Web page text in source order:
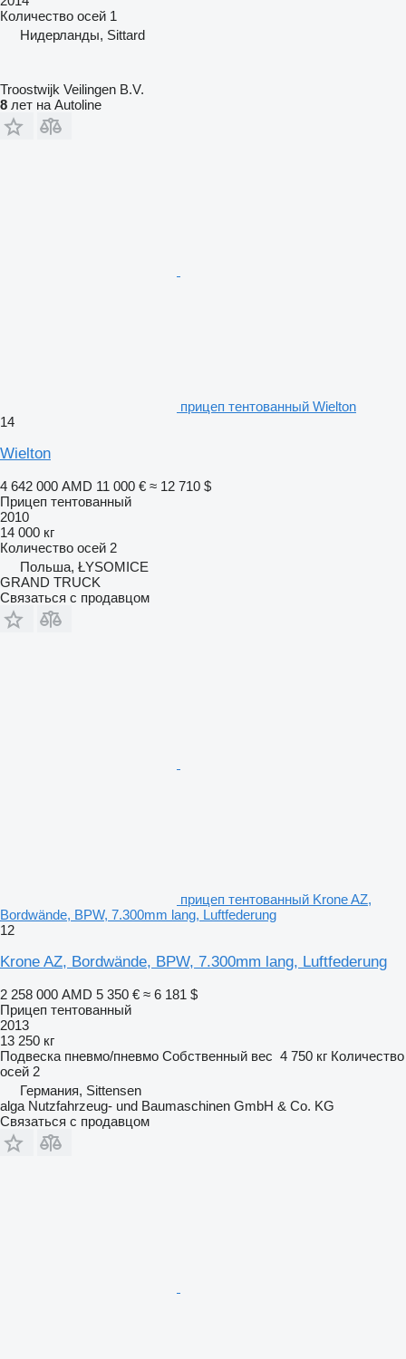
Количество осей 1
Нидерланды, Sittard
Troostwijk Veilingen B.V.
8 лет на Autoline
прицеп тентованный Wielton
14
Wielton
4 642 000 AMD 11 000 € ≈ 12 710 $
Прицеп тентованный
2010
14 000 кг
Количество осей 2
Польша, ŁYSOMICE
GRAND TRUCK
Связаться с продавцом
прицеп тентованный Krone AZ,
Bordwände, BPW, 7.300mm lang, Luftfederung
12
Krone AZ, Bordwände, BPW, 7.300mm lang, Luftfederung
2 258 000 AMD 5 350 € ≈ 6 181 $
Прицеп тентованный
2013
13 250 кг
Подвеска пневмо/пневмо Собственный вес 4 750 кг Количество
осей 2
Германия, Sittensen
alga Nutzfahrzeug- und Baumaschinen GmbH & Co. KG
Связаться с продавцом